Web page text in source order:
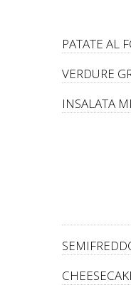
PATATE AL
VERDURE
INSALATA